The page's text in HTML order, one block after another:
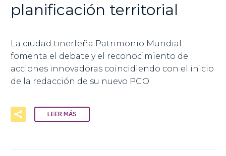
planificación territorial
La ciudad tinerfeña Patrimonio Mundial
fomenta el debate y el reconocimiento de
acciones innovadoras coincidiendo con el inicio
de la redacción de su nuevo PGO
LEER MÁS